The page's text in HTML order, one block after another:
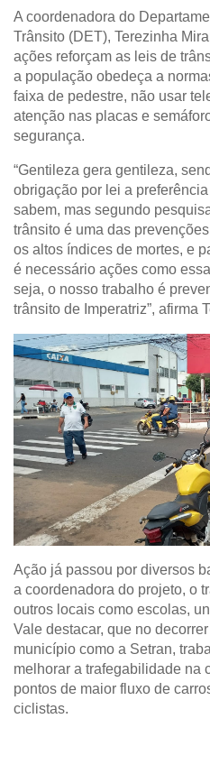
A coordenadora do
Trânsito (DET), Terezinha
ações reforçam as leis de
a população obedeça a
faixa de pedestre, não usar
atenção nas placas e
segurança.
“Gentileza gera gentileza,
obrigação por lei a
sabem, mas segundo
trânsito é uma das
os altos índices de mortes, e
é necessário ações como
seja, o nosso trabalho é
trânsito de Imperatriz”, afirma
Ação já passou por diversos
a coordenadora do projeto, o
outros locais como escolas,
Vale destacar, que no
município como a Setran,
melhorar a trafegabilidade na
pontos de maior fluxo de
ciclistas.